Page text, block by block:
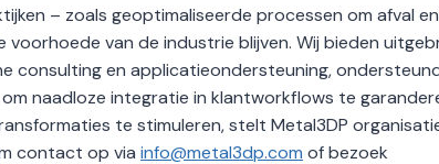
– zoals geoptimaliseerde processen om afval en
van de industrie blijven. Wij bieden
consulting en applicatieondersteuning,
naadloze integratie in klantworkflows te
te stimuleren, stelt Metal3DP
contact op via info@metal3dp.com of bezoek